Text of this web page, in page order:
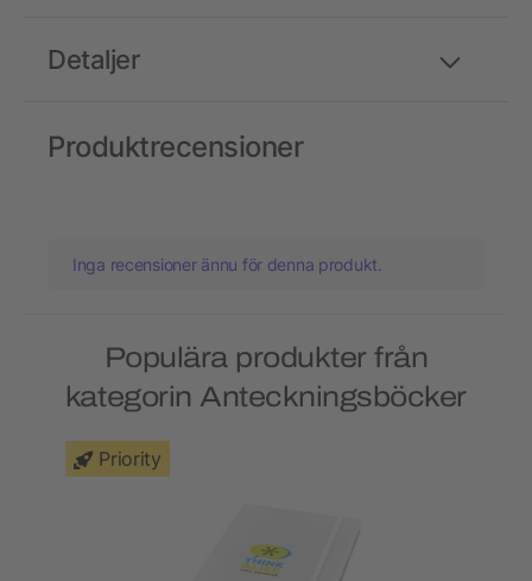
Detaljer
Produktrecensioner
Inga recensioner ännu för denna produkt.
Populära produkter från
kategorin Anteckningsböcker
Priority